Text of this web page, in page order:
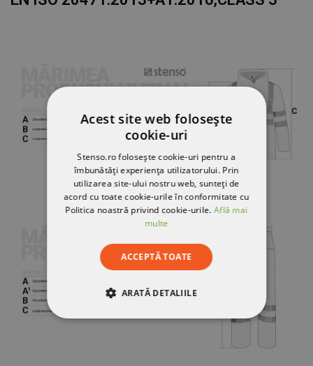
Acest site web folosește
cookie-uri
Stenso.ro folosește cookie-uri pentru a
îmbunătăți experiența utilizatorului. Prin
utilizarea site-ului nostru web, sunteți de
acord cu toate cookie-urile în conformitate cu
Politica noastră privind cookie-urile.Află mai
multe
ACCEPTĂ TOATE
ARATĂ DETALIILE
STRICT NECESARE